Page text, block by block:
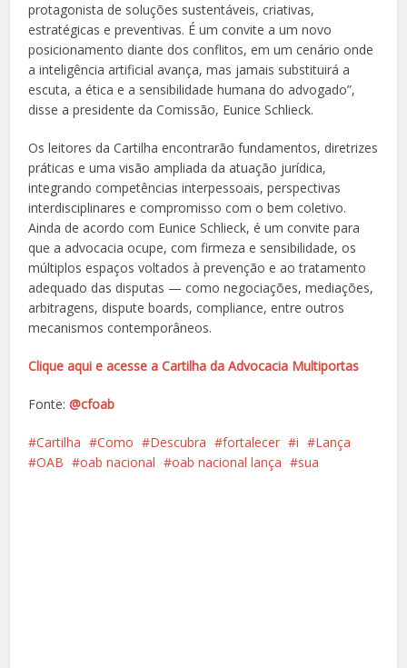
protagonista de soluções sustentáveis, criativas,
estratégicas e preventivas. É um convite a um novo
posicionamento diante dos conflitos, em um cenário onde
a inteligência artificial avança, mas jamais substituirá a
escuta, a ética e a sensibilidade humana do advogado”,
disse a presidente da Comissão, Eunice Schlieck.
Os leitores da Cartilha encontrarão fundamentos, diretrizes
práticas e uma visão ampliada da atuação jurídica,
integrando competências interpessoais, perspectivas
interdisciplinares e compromisso com o bem coletivo.
Ainda de acordo com Eunice Schlieck, é um convite para
que a advocacia ocupe, com firmeza e sensibilidade, os
múltiplos espaços voltados à prevenção e ao tratamento
adequado das disputas — como negociações, mediações,
arbitragens, dispute boards, compliance, entre outros
mecanismos contemporâneos.
Clique aqui e acesse a Cartilha da Advocacia Multiportas
Fonte:@cfoab
Cartilha Como Descubra fortalecer i
Lança
OAB
oab nacional oab nacional lança sua